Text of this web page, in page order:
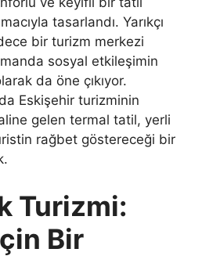
tasarlandı. Yarıkçı
bir turizm merkezi
sosyal etkileşimin
da öne çıkıyor.
Eskişehir turizminin
gelen termal tatil, yerli
rağbet göstereceği bir
Turizmi:
Bir